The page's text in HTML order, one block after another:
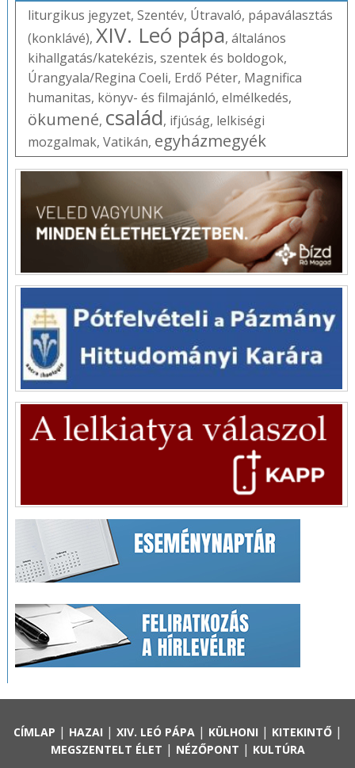
liturgikus jegyzet, Szentév, Útravaló, pápaválasztás
(konklávé), XIV. Leó pápa, általános
kihallgatás/katekézis, szentek és boldogok,
Úrangyala/Regina Coeli, Erdő Péter, Magnifica
humanitas, könyv- és filmajánló, elmélkedés,
ökumené, család, ifjúság, lelkiségi
mozgalmak, Vatikán, egyházmegyék
CÍMLAP | HAZAI | XIV. LEÓ PÁPA| KÜLHONI | KITEKINTŐ|
MEGSZENTELT ÉLET | NÉZŐPONT | KULTÚRA